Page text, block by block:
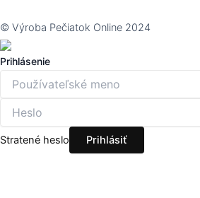
© Výroba Pečiatok Online 2024
Prihlásenie
Stratené heslo